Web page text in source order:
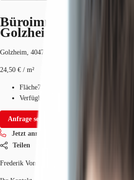
Büroimmobilie -
Golzheim - D0702
Golzheim, 40476, Düsseldorf, Nordrhein-
24,50 € / m²
Fläche722 - 2.042 m²
Verfügbarkeit
Anfrage senden
Jetzt anrufen
Teilen
Frederik VonWirth